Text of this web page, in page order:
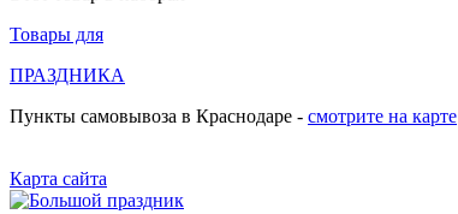
Товары для
ПРАЗДНИКА
Пункты самовывоза в Краснодаре - смотрите на карте
Карта сайта